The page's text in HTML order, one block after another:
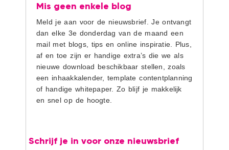
Mis geen enkele blog
Meld je aan voor de nieuwsbrief. Je ontvangt
dan elke 3e donderdag van de maand een
mail met blogs, tips en online inspiratie. Plus,
af en toe zijn er handige extra’s die we als
nieuwe download beschikbaar stellen, zoals
een inhaakkalender, template contentplanning
of handige whitepaper. Zo blijf je makkelijk
en snel op de hoogte.
Schrijf je in voor onze nieuwsbrief